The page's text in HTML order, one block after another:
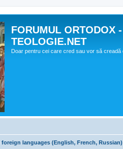
FORUMUL ORTODOX -
TEOLOGIE.NET
Doar pentru cei care cred sau vor să creadă
languages (English, French, Russian)